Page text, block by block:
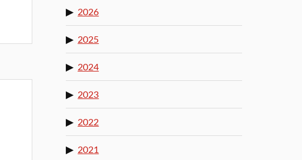
2026
2025
2024
2023
2022
2021